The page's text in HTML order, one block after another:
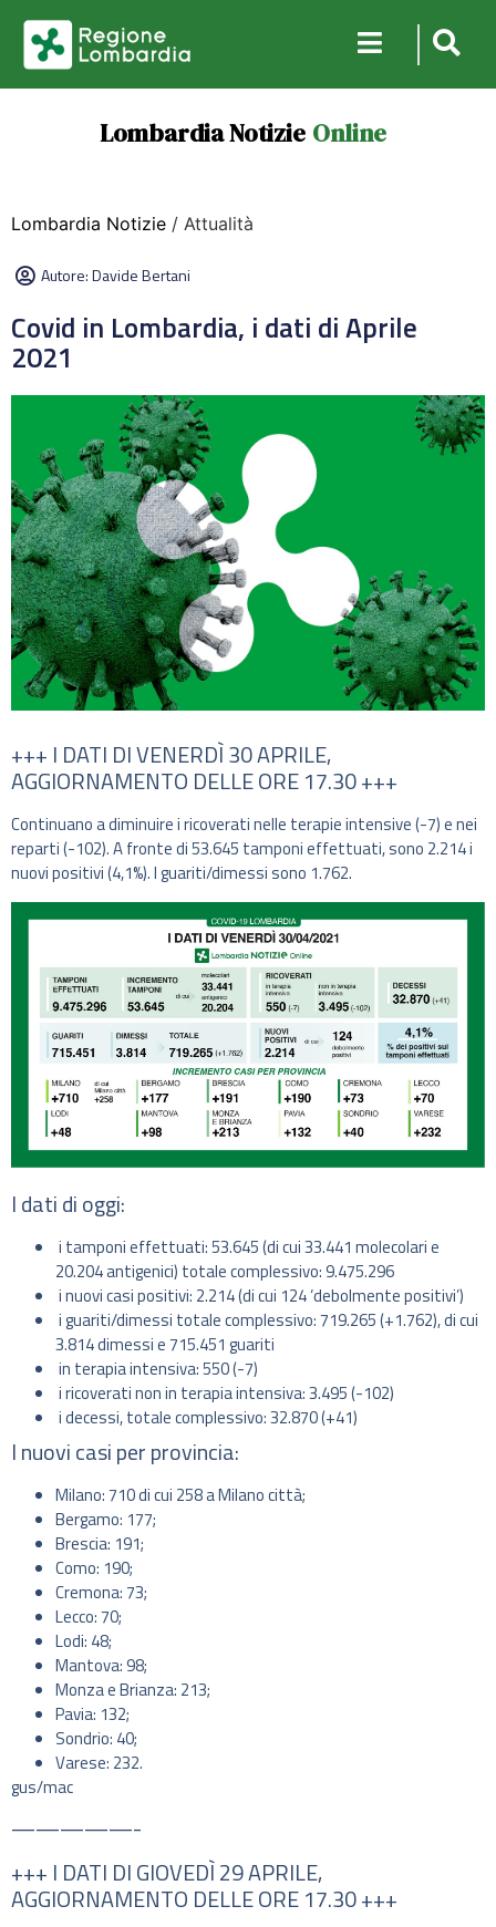
Lombardia Notizie Online
Lombardia Notizie / Attualità
Autore:Davide Bertani
Covid in Lombardia, i dati di Aprile
2021
+++ I DATI DI VENERDÌ 30 APRILE,
AGGIORNAMENTO DELLE ORE 17.30 +++
Continuano a diminuire i ricoverati nelle terapie intensive (-7) e nei
reparti (-102). A fronte di 53.645 tamponi effettuati, sono 2.214 i
nuovi positivi (4,1%). I guariti/dimessi sono 1.762.
I dati di oggi:
i tamponi effettuati: 53.645 (di cui 33.441 molecolari e
20.204 antigenici) totale complessivo: 9.475.296
i nuovi casi positivi: 2.214 (di cui 124 ‘debolmente positivi’)
i guariti/dimessi totale complessivo: 719.265 (+1.762), di cui
3.814 dimessi e 715.451 guariti
in terapia intensiva: 550 (-7)
i ricoverati non in terapia intensiva: 3.495 (-102)
i decessi, totale complessivo: 32.870 (+41)
I nuovi casi per provincia:
Milano: 710 di cui 258 a Milano città;
Bergamo: 177;
Brescia: 191;
Como: 190;
Cremona: 73;
Lecco: 70;
Lodi: 48;
Mantova: 98;
Monza e Brianza: 213;
Pavia: 132;
Sondrio: 40;
Varese: 232.
gus/mac
—————-
+++ I DATI DI GIOVEDÌ 29 APRILE,
AGGIORNAMENTO DELLE ORE 17.30 +++